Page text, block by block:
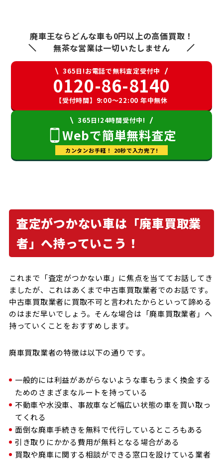
廃車王ならどんな車も0円以上の高価買取！
無茶な営業は一切いたしません
365日!お電話で無料査定受付中
0120-86-8140
【受付時間】9:00〜22:00 年中無休
365日!24時間受付中!
Webで簡単無料査定
カンタンお手軽！ 20秒で入力完了!
査定がつかない車は「廃車買取業
者」へ持っていこう！
これまで「査定がつかない車」に焦点を当ててお話してき
ましたが、これはあくまで中古車買取業者でのお話です。
中古車買取業者に買取不可と言われたからといって諦める
のはまだ早いでしょう。そんな場合は「廃車買取業者」へ
持っていくことをおすすめします。
廃車買取業者の特徴は以下の通りです。
一般的には利益があがらないような車もうまく換金する
ためのさまざまなルートを持っている
不動車や水没車、事故車など幅広い状態の車を買い取っ
てくれる
面倒な廃車手続きを無料で代行しているところもある
引き取りにかかる費用が無料となる場合がある
買取や廃車に関する相談ができる窓口を設けている業者